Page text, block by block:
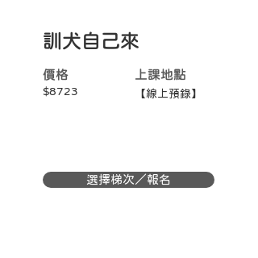
訓犬自己來
價格
$8723
上課地點
【線上預錄】
選擇梯次／報名